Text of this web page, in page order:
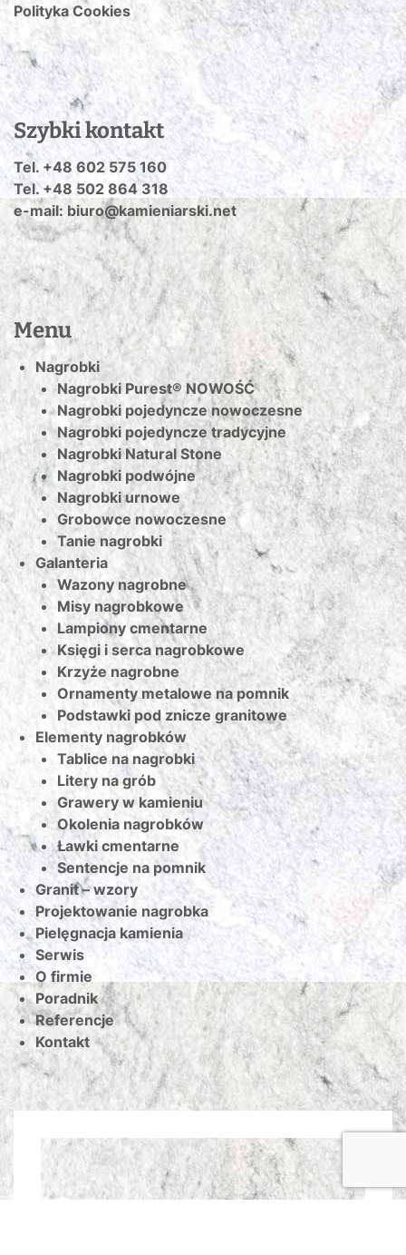
Polityka Cookies
Szybki kontakt
Tel. +48 602 575 160
Tel. +48 502 864 318
e-mail: biuro@kamieniarski.net
Menu
Nagrobki
Nagrobki Purest® NOWOŚĆ
Nagrobki pojedyncze nowoczesne
Nagrobki pojedyncze tradycyjne
Nagrobki Natural Stone
Nagrobki podwójne
Nagrobki urnowe
Grobowce nowoczesne
Tanie nagrobki
Galanteria
Wazony nagrobne
Misy nagrobkowe
Lampiony cmentarne
Księgi i serca nagrobkowe
Krzyże nagrobne
Ornamenty metalowe na pomnik
Podstawki pod znicze granitowe
Elementy nagrobków
Tablice na nagrobki
Litery na grób
Grawery w kamieniu
Okolenia nagrobków
Ławki cmentarne
Sentencje na pomnik
Granit – wzory
Projektowanie nagrobka
Pielęgnacja kamienia
Serwis
O firmie
Poradnik
Referencje
Kontakt